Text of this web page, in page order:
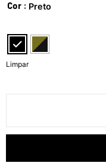
Cor : Preto
Limpar